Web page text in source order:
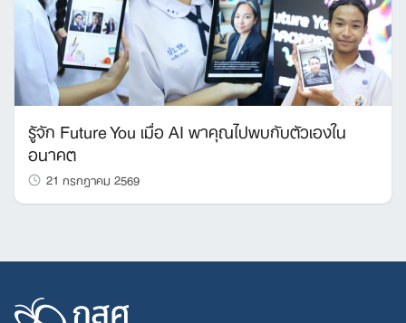
รู้จัก Future You เมื่อ AI พาคุณไปพบกับตัวเองใน
อนาคต
21 กรกฎาคม 2569